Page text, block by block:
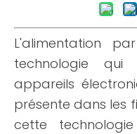
L'alimentation
technologie qui
appareils
présente dans les
cette